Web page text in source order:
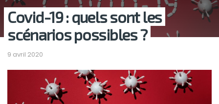
Covid-19 : quels sont les
scénarios possibles ?
9 avril 2020